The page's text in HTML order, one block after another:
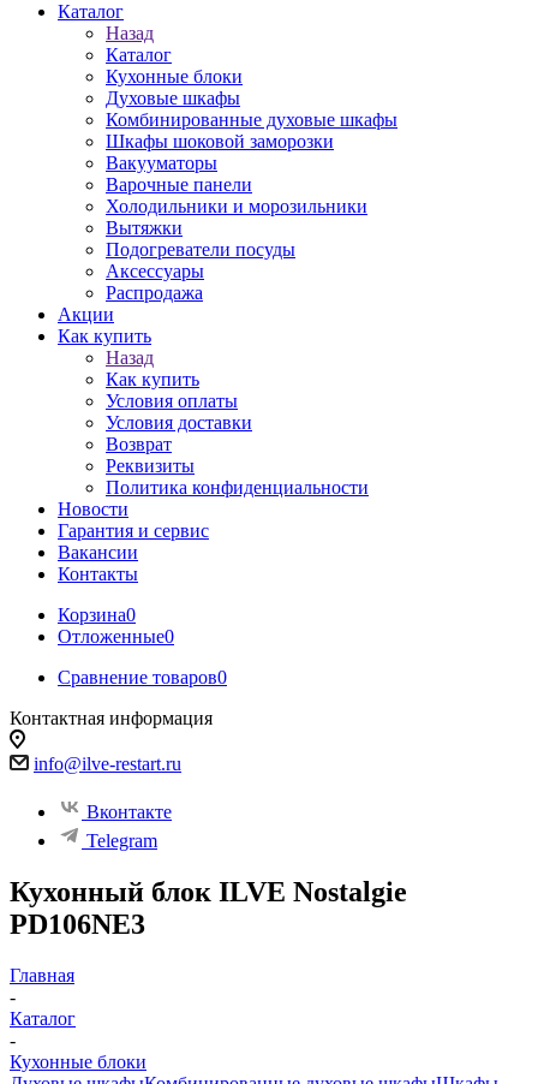
Каталог
Назад
Каталог
Кухонные блоки
Духовые шкафы
Комбинированные духовые шкафы
Шкафы шоковой заморозки
Вакууматоры
Варочные панели
Холодильники и морозильники
Вытяжки
Подогреватели посуды
Аксессуары
Распродажа
Акции
Как купить
Назад
Как купить
Условия оплаты
Условия доставки
Возврат
Реквизиты
Политика конфиденциальности
Новости
Гарантия и сервис
Вакансии
Контакты
Корзина0
Отложенные0
Сравнение товаров0
Контактная информация
info@ilve-restart.ru
Вконтакте
Telegram
Кухонный блок ILVE Nostalgie
PD106NE3
Главная
-
Каталог
-
Кухонные блоки